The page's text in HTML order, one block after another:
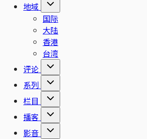
地域
国际
大陆
香港
台湾
评论
系列
栏目
播客
影音